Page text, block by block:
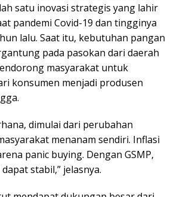
satu inovasi strategis yang lahir
pandemi Covid-19 dan tingginya
lalu. Saat itu, kebutuhan pangan
pada pasokan dari daerah
masyarakat untuk
konsumen menjadi produsen
dimulai dari perubahan
menanam sendiri. Inflasi
panic buying. Dengan GSMP,
stabil,” jelasnya.